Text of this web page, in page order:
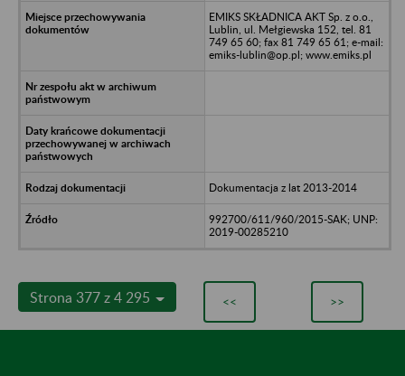
EMIKS SKŁADNICA AKT Sp. z o.o.,
Lublin, ul. Mełgiewska 152, tel. 81
749 65 60; fax 81 749 65 61; e-mail:
emiks-lublin@op.pl; www.emiks.pl
Dokumentacja z lat 2013-2014
992700/611/960/2015-SAK; UNP:
2019-00285210
Strona 377 z 4 295 << >>